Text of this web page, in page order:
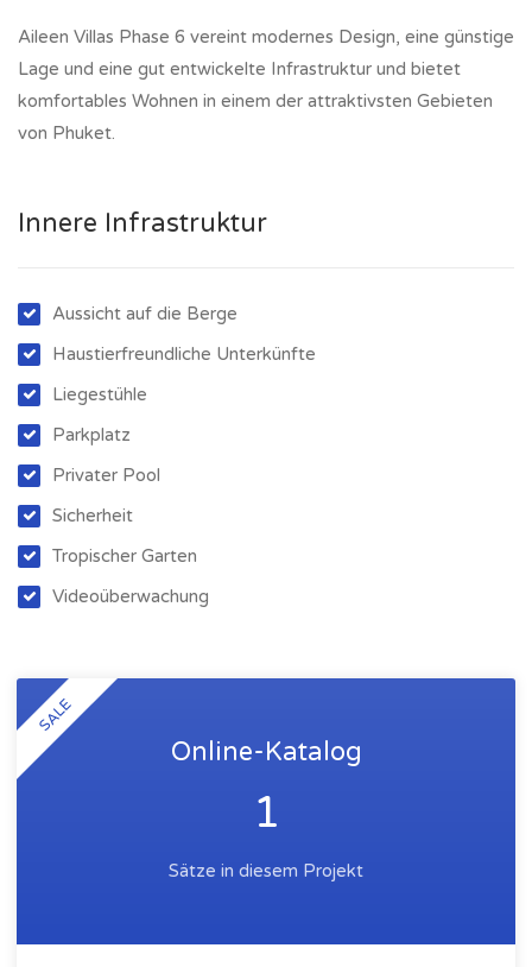
Aileen Villas Phase 6 vereint modernes Design, eine günstige
Lage und eine gut entwickelte Infrastruktur und bietet
komfortables Wohnen in einem der attraktivsten Gebieten
von Phuket.
Innere Infrastruktur
Aussicht auf die Berge
Haustierfreundliche Unterkünfte
Liegestühle
Parkplatz
Privater Pool
Sicherheit
Tropischer Garten
Videoüberwachung
SALE
Online-Katalog
1
Sätze in diesem Projekt